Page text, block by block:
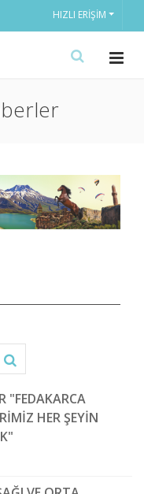
HIZLI ERIŞIM
"FEDAKARCA
HER ŞEYİN